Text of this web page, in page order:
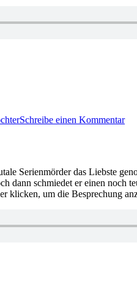
Schreibe einen Kommentar624:
auf
Serienmörder das Liebste
dann schmiedet er einen noch
klicken, um die Besprechung